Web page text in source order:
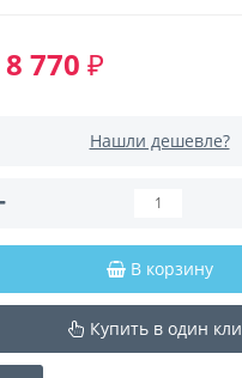
8 770 ₽
Нашли дешевле?
В корзину
Купить в один